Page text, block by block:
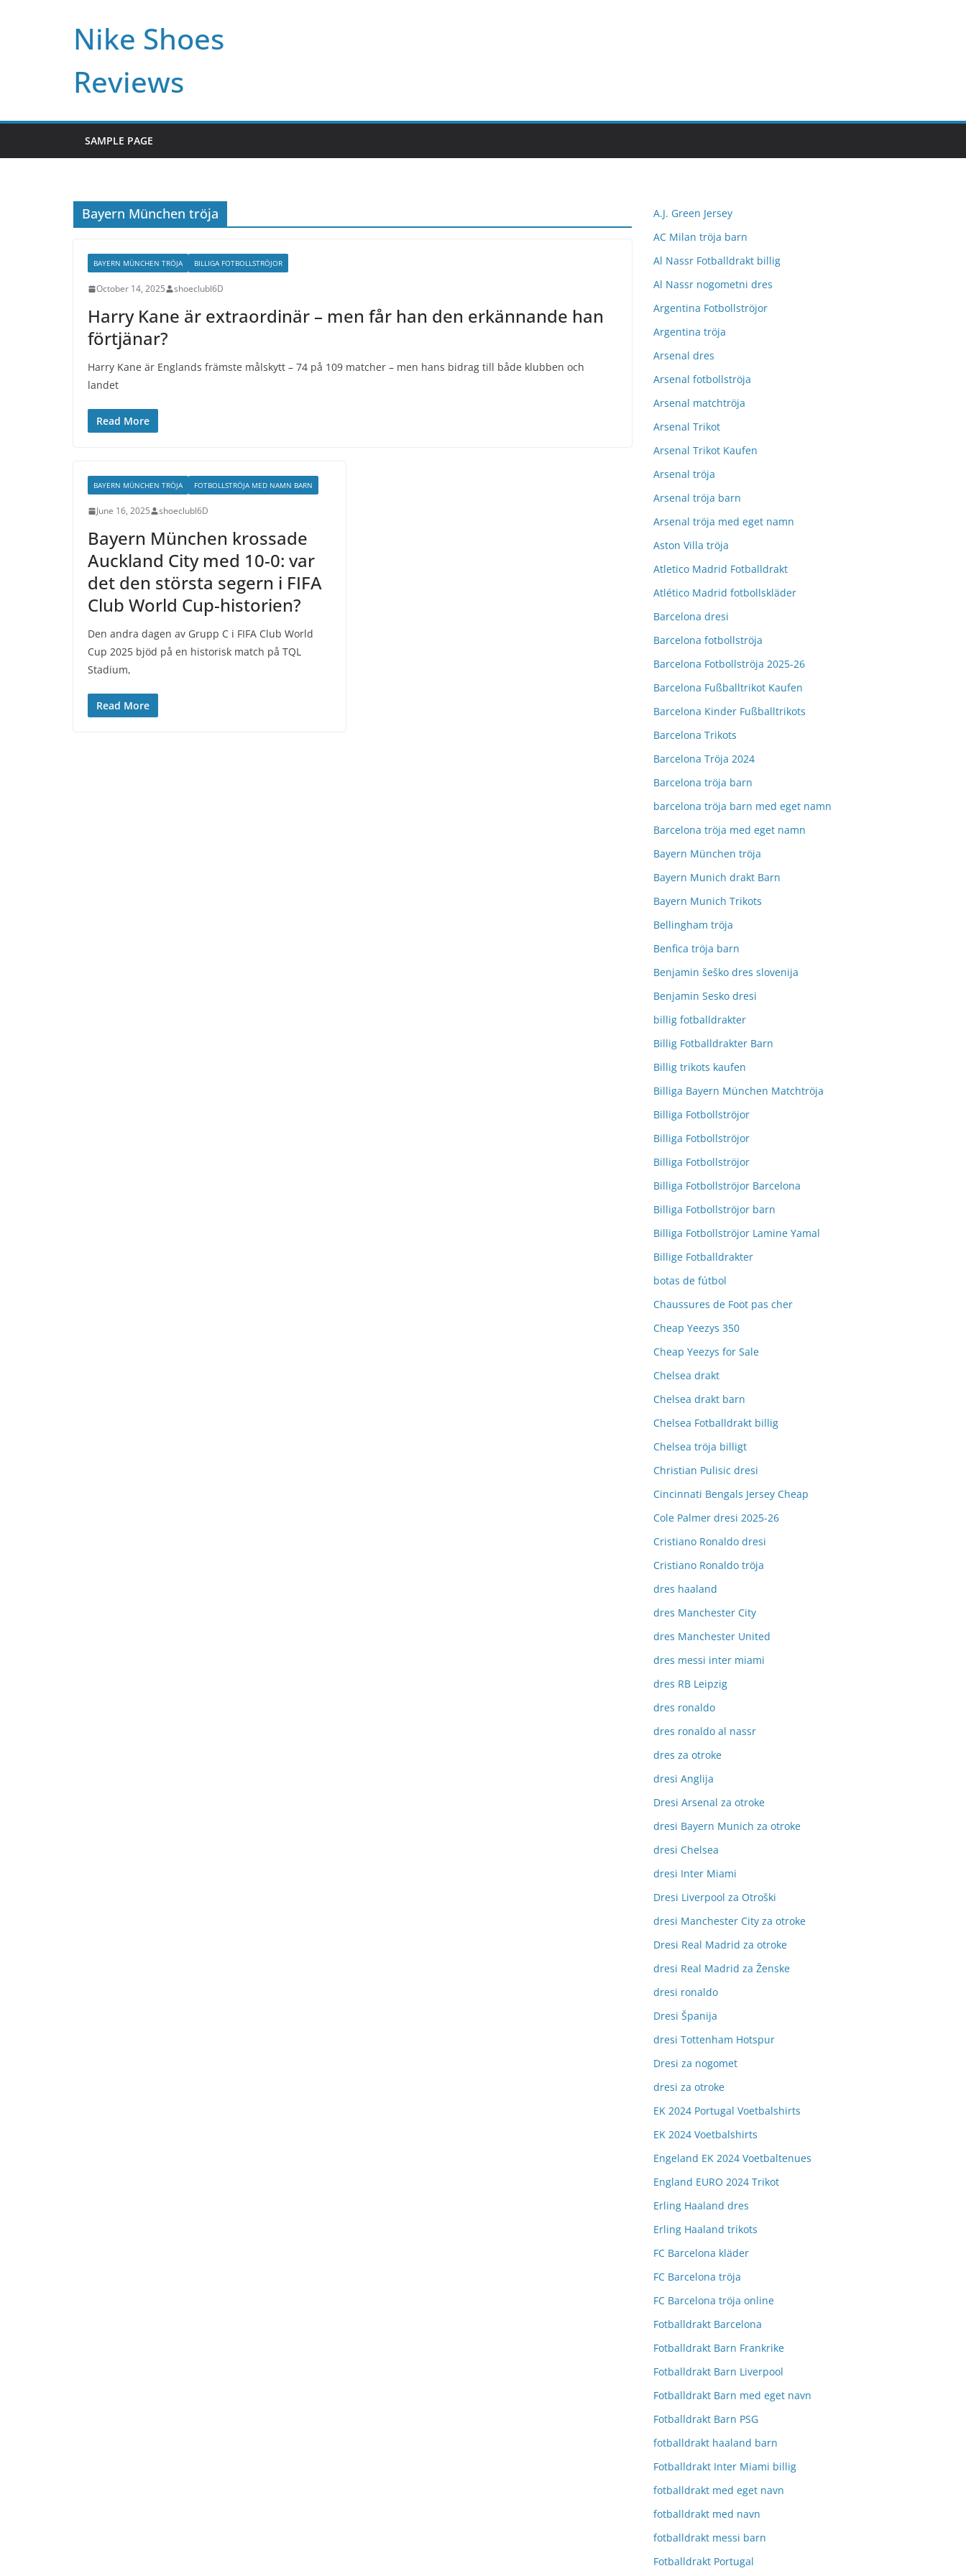
Nike Shoes
Reviews
SAMPLE PAGE
Bayern München tröja
BAYERN MÜNCHEN TRÖJA BILLIGA FOTBOLLSTRÖJOR
October 14, 2025 shoeclubl6D
Harry Kane är extraordinär – men får han den erkännande han
förtjänar?
Harry Kane är Englands främste målskytt – 74 på 109 matcher – men hans bidrag till både klubben och
landet
Read More
BAYERN MÜNCHEN TRÖJA FOTBOLLSTRÖJA MED NAMN BARN
June 16, 2025 shoeclubl6D
Bayern München krossade
Auckland City med 10-0: var
det den största segern i FIFA
Club World Cup-historien?
Den andra dagen av Grupp C i FIFA Club World
Cup 2025 bjöd på en historisk match på TQL
Stadium,
Read More
A.J. Green Jersey
AC Milan tröja barn
Al Nassr Fotballdrakt billig
Al Nassr nogometni dres
Argentina Fotbollströjor
Argentina tröja
Arsenal dres
Arsenal fotbollströja
Arsenal matchtröja
Arsenal Trikot
Arsenal Trikot Kaufen
Arsenal tröja
Arsenal tröja barn
Arsenal tröja med eget namn
Aston Villa tröja
Atletico Madrid Fotballdrakt
Atlético Madrid fotbollskläder
Barcelona dresi
Barcelona fotbollströja
Barcelona Fotbollströja 2025-26
Barcelona Fußballtrikot Kaufen
Barcelona Kinder Fußballtrikots
Barcelona Trikots
Barcelona Tröja 2024
Barcelona tröja barn
barcelona tröja barn med eget namn
Barcelona tröja med eget namn
Bayern München tröja
Bayern Munich drakt Barn
Bayern Munich Trikots
Bellingham tröja
Benfica tröja barn
Benjamin šeško dres slovenija
Benjamin Sesko dresi
billig fotballdrakter
Billig Fotballdrakter Barn
Billig trikots kaufen
Billiga Bayern München Matchtröja
Billiga Fotbollströjor
Billiga Fotbollströjor
Billiga Fotbollströjor
Billiga Fotbollströjor Barcelona
Billiga Fotbollströjor barn
Billiga Fotbollströjor Lamine Yamal
Billige Fotballdrakter
botas de fútbol
Chaussures de Foot pas cher
Cheap Yeezys 350
Cheap Yeezys for Sale
Chelsea drakt
Chelsea drakt barn
Chelsea Fotballdrakt billig
Chelsea tröja billigt
Christian Pulisic dresi
Cincinnati Bengals Jersey Cheap
Cole Palmer dresi 2025-26
Cristiano Ronaldo dresi
Cristiano Ronaldo tröja
dres haaland
dres Manchester City
dres Manchester United
dres messi inter miami
dres RB Leipzig
dres ronaldo
dres ronaldo al nassr
dres za otroke
dresi Anglija
Dresi Arsenal za otroke
dresi Bayern Munich za otroke
dresi Chelsea
dresi Inter Miami
Dresi Liverpool za Otroški
dresi Manchester City za otroke
Dresi Real Madrid za otroke
dresi Real Madrid za Ženske
dresi ronaldo
Dresi Španija
dresi Tottenham Hotspur
Dresi za nogomet
dresi za otroke
EK 2024 Portugal Voetbalshirts
EK 2024 Voetbalshirts
Engeland EK 2024 Voetbaltenues
England EURO 2024 Trikot
Erling Haaland dres
Erling Haaland trikots
FC Barcelona kläder
FC Barcelona tröja
FC Barcelona tröja online
Fotballdrakt Barcelona
Fotballdrakt Barn Frankrike
Fotballdrakt Barn Liverpool
Fotballdrakt Barn med eget navn
Fotballdrakt Barn PSG
fotballdrakt haaland barn
Fotballdrakt Inter Miami billig
fotballdrakt med eget navn
fotballdrakt med navn
fotballdrakt messi barn
Fotballdrakt Portugal